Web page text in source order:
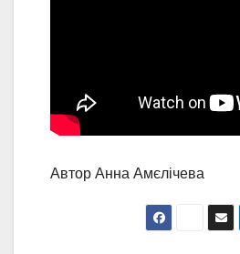
Автор Анна Амєлічева